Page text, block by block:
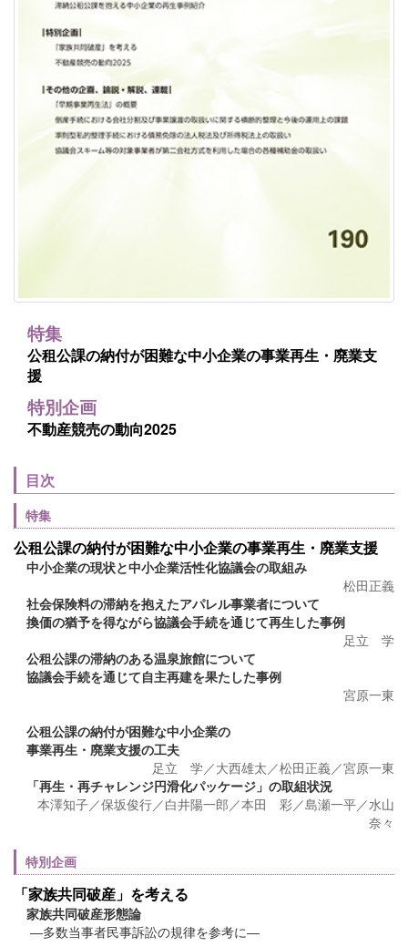
特集
公租公課の納付が困難な中小企業の事業再生・廃業支
援
特別企画
不動産競売の動向2025
目次
特集
公租公課の納付が困難な中小企業の事業再生・廃業支援
中小企業の現状と中小企業活性化協議会の取組み
松田正義
社会保険料の滞納を抱えたアパレル事業者について
換価の猶予を得ながら協議会手続を通じて再生した事例
足立 学
公租公課の滞納のある温泉旅館について
協議会手続を通じて自主再建を果たした事例
宮原一東
公租公課の納付が困難な中小企業の
事業再生・廃業支援の工夫
足立 学／大西雄太／松田正義／宮原一東
「再生・再チャレンジ円滑化パッケージ」の取組状況
本澤知子／保坂俊行／白井陽一郎／本田 彩／島瀬一平／水山
奈々
特別企画
「家族共同破産」を考える
家族共同破産形態論
―多数当事者民事訴訟の規律を参考に―